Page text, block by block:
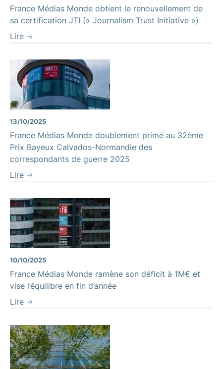
France Médias Monde obtient le renouvellement de
sa certification JTI (« Journalism Trust Initiative »)
Lire
13/10/2025
France Médias Monde doublement primé au 32ème
Prix Bayeux Calvados-Normandie des
correspondants de guerre 2025
Lire
10/10/2025
France Médias Monde ramène son déficit à 1M€ et
vise l’équilibre en fin d’année
Lire